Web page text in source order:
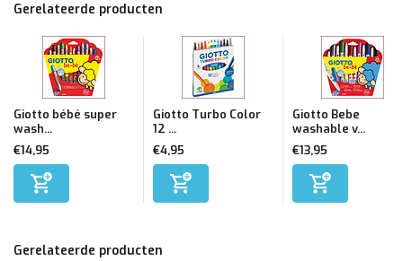
Gerelateerde producten
Giotto bébé super
wash...
€14,95
Giotto Turbo Color
12 ...
€4,95
Giotto Bebe
washable v...
€13,95
Gerelateerde producten